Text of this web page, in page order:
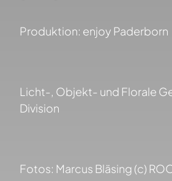
Produktion: enjoy Paderborn
Licht-, Objekt- und Florale
Division
Fotos: Marcus Bläsing (c)